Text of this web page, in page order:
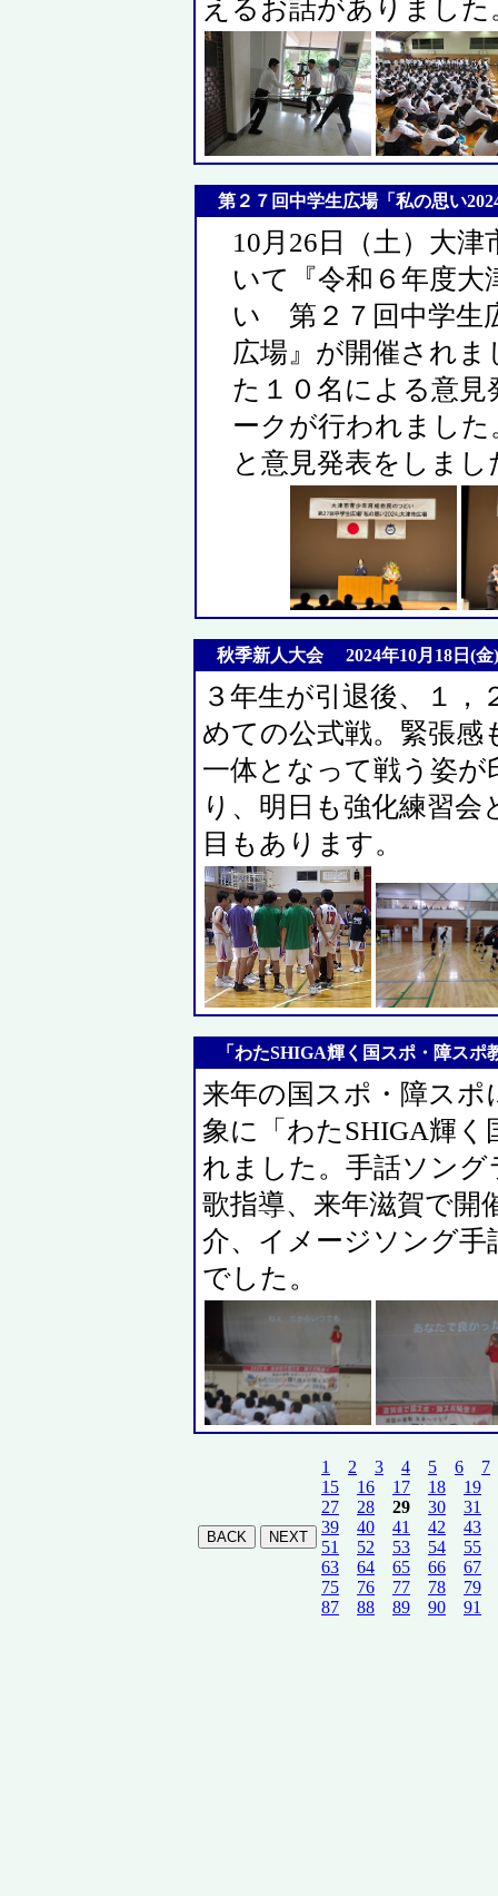
えるお話がありました
第２７回中学生広場「私の思い
10月26日（土）大
いて『令和６年度大
い 第２７回中学生
広場』が開催され
た１０名による意
ークが行われまし
と意見発表をしまし
秋季新人大会 2024年10月18日(金)
３年生が引退後、１
めての公式戦。緊張感
一体となって戦う姿
り、明日も強化練習
目もあります。
「わたSHIGA輝く国スポ・障ス
来年の国スポ・障スポ
象に「わたSHIGA輝
れました。手話ソン
歌指導、来年滋賀で開
介、イメージソング
でした。
1 2 3 4 5 6
7
15
16 17 18
19
27
28 29 30
31
39
40 41 42
43
51
52 53 54
55
63
64 65 66
67
75
76 77 78
79
87
88 89 90 91